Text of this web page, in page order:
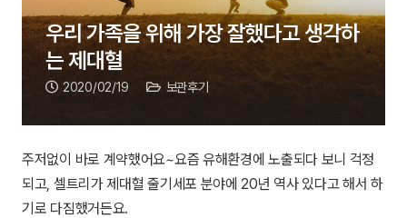
우리 가족을 위해 가장 잘했다고 생각하
는 제대혈
2020/02/19 보관후기
주저없이 바로 계약했어요~요즘 유해환경에 노출되다 보니 걱정
되고, 셀트리가 제대혈 줄기세포 분야에 20년 역사 있다고 해서 하
기로 다짐했거든요.